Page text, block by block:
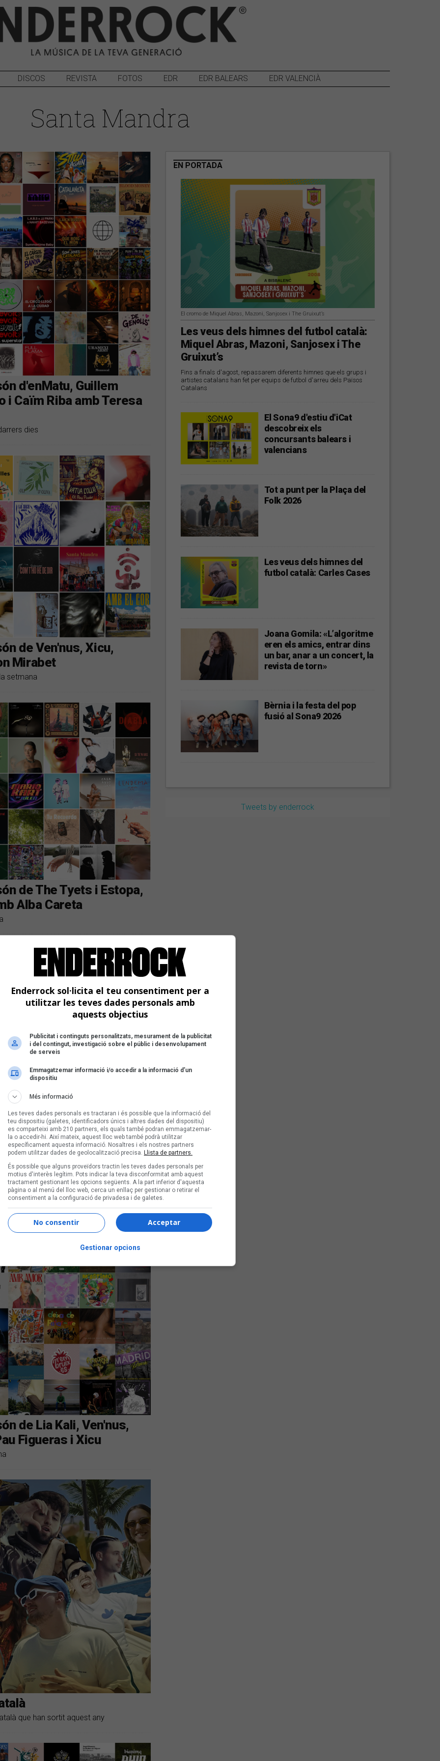
DISCOS REVISTA FOTOS EDR EDR BALEARS EDR VALENCIÀ
Santa Mandra
d'enMatu, Guillem
i Caïm Riba amb Teresa
dies
de Ven'nus, Xicu,
Mirabet
setmana
de The Tyets i Estopa,
Alba Careta
de Fades, La Ludwig
i Henry Méndez,
de Lia Kali, Ven'nus,
Figueras i Xicu
que han sortit aquest any
EN PORTADA
El cromo de Miquel Abras, Mazoni, Sanjosex i The Gruixut’s
Les veus dels himnes del futbol català:
Miquel Abras, Mazoni, Sanjosex i The
Gruixut’s
Fins a finals d'agost, repassarem diferents himnes que els grups i
artistes catalans han fet per equips de futbol d'arreu dels Països
Catalans
El Sona9 d'estiu d'iCat
descobreix els
concursants balears i
valencians
Tot a punt per la Plaça del
Folk 2026
Les veus dels himnes del
futbol català: Carles Cases
Joana Gomila: «L’algoritme
eren els amics, entrar dins
un bar, anar a un concert, la
revista de torn»
Bèrnia i la festa del pop
fusió al Sona9 2026
Tweets by enderrock
Enderrock sol·licita el teu consentiment per a
utilitzar les teves dades personals amb
aquests objectius
Publicitat i continguts personalitzats, mesurament de la publicitat
i del contingut, investigació sobre el públic i desenvolupament
de serveis
Emmagatzemar informació i/o accedir a la informació d’un
dispositiu
Més informació
Les teves dades personals es tractaran i és possible que la informació del
teu dispositiu (galetes, identificadors únics i altres dades del dispositiu)
es comparteixi amb 210 partners, els quals també podran emmagatzemar-
la o accedir-hi. Així mateix, aquest lloc web també podrà utilitzar
específicament aquesta informació. Nosaltres i els nostres partners
podem utilitzar dades de geolocalització precisa. Llista de partners.
És possible que alguns proveïdors tractin les teves dades personals per
motius d'interès legítim. Pots indicar la teva disconformitat amb aquest
tractament gestionant les opcions següents. A la part inferior d'aquesta
pàgina o al menú del lloc web, cerca un enllaç per gestionar o retirar el
consentiment a la configuració de privadesa i de galetes.
Acceptar
No consentir
Gestionar opcions